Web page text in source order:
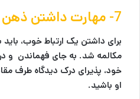
7- مهارت داشتن ذهن باز
برای داشتن یک ارتباط خوب، بايد
مکالمه شد. به جای فهماندن و
خود، پذیرای درک دیدگاه طرف
او باشید.